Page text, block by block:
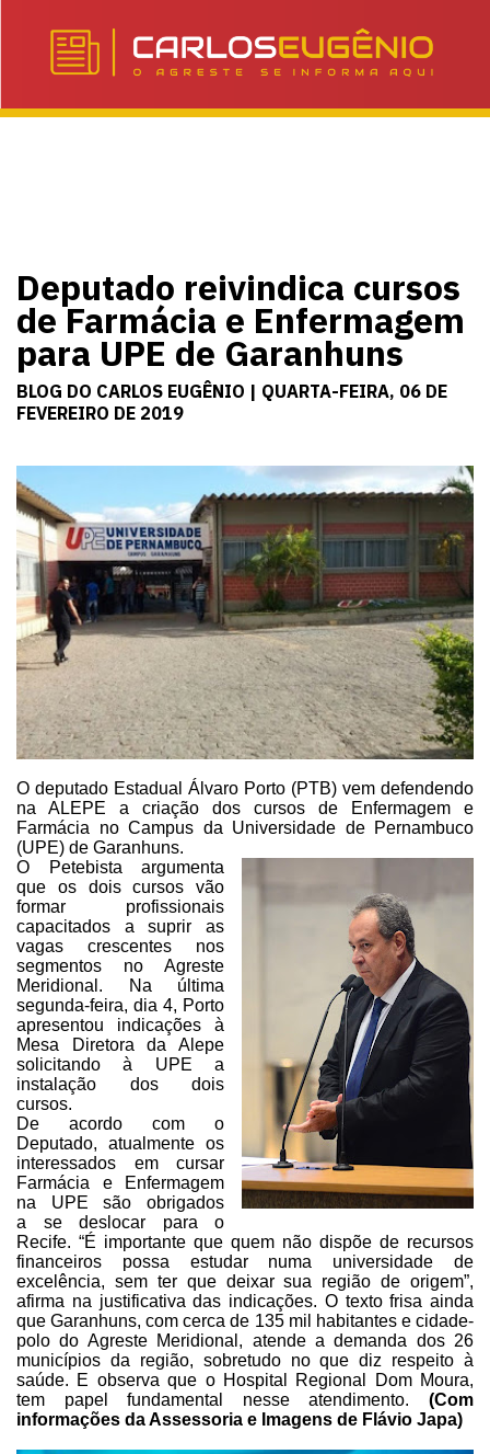
Deputado reivindica cursos
de Farmácia e Enfermagem
para UPE de Garanhuns
BLOG DO CARLOS EUGÊNIO | QUARTA-FEIRA, 06 DE
FEVEREIRO DE 2019
O deputado Estadual Álvaro Porto (PTB) vem defendendo
na ALEPE a criação dos cursos de Enfermagem e
Farmácia no Campus da Universidade de Pernambuco
(UPE) de Garanhuns.
O Petebista argumenta
que os dois cursos vão
formar profissionais
capacitados a suprir as
vagas crescentes nos
segmentos no Agreste
Meridional. Na última
segunda-feira, dia 4, Porto
apresentou indicações à
Mesa Diretora da Alepe
solicitando à UPE a
instalação dos dois
cursos.
De acordo com o
Deputado, atualmente os
interessados emcursar
Farmácia e Enfermagem
na UPE são obrigados
a se deslocar para o
Recife. “É importante que quem não dispõe de recursos
financeiros possa estudar numa universidade de
excelência, sem ter que deixar sua região de origem”,
afirma na justificativa das indicações. O texto frisa ainda
que Garanhuns, com cerca de 135 mil habitantes e cidade-
polo do Agreste Meridional, atende a demanda dos 26
municípios da região, sobretudo no que diz respeito à
saúde. E observa que o Hospital Regional Dom Moura,
tem papel fundamental nesseatendimento.(Com
informações daAssessoria e Imagens de Flávio Japa)